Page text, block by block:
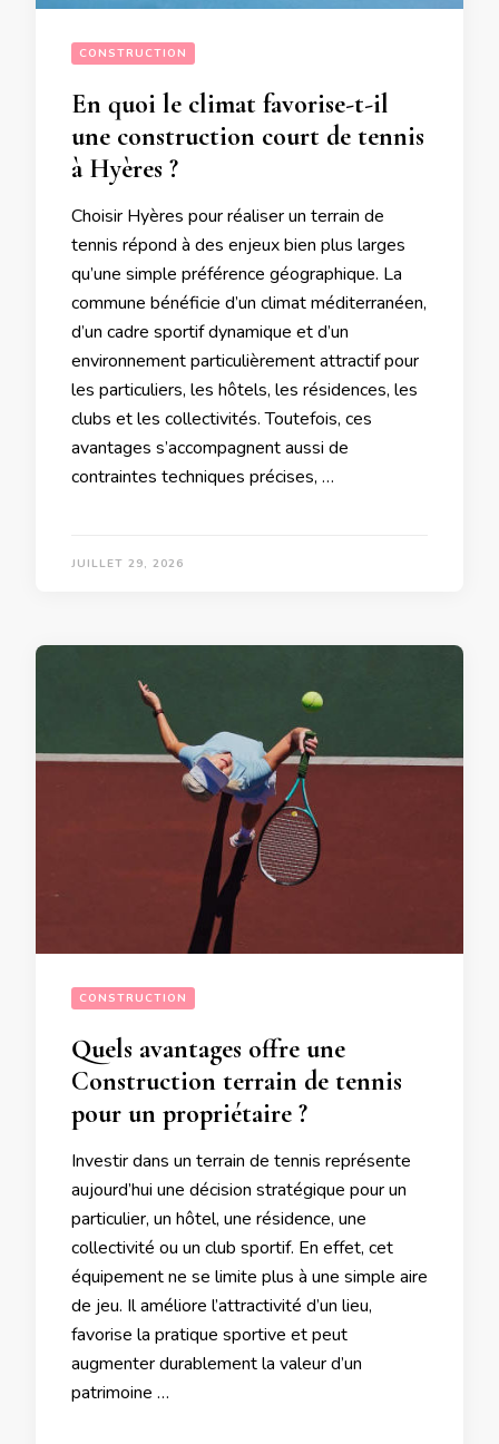
CONSTRUCTION
En quoi le climat favorise-t-il
une construction court de tennis
à Hyères ?
Choisir Hyères pour réaliser un terrain de
tennis répond à des enjeux bien plus larges
qu’une simple préférence géographique. La
commune bénéficie d’un climat méditerranéen,
d’un cadre sportif dynamique et d’un
environnement particulièrement attractif pour
les particuliers, les hôtels, les résidences, les
clubs et les collectivités. Toutefois, ces
avantages s’accompagnent aussi de
contraintes techniques précises, …
JUILLET 29, 2026
CONSTRUCTION
Quels avantages offre une
Construction terrain de tennis
pour un propriétaire ?
Investir dans un terrain de tennis représente
aujourd’hui une décision stratégique pour un
particulier, un hôtel, une résidence, une
collectivité ou un club sportif. En effet, cet
équipement ne se limite plus à une simple aire
de jeu. Il améliore l’attractivité d’un lieu,
favorise la pratique sportive et peut
augmenter durablement la valeur d’un
patrimoine …